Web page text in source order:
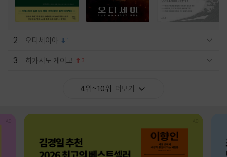
2 오디세이아 1
3 히가시노 게이고 3
4위~10위 더보기